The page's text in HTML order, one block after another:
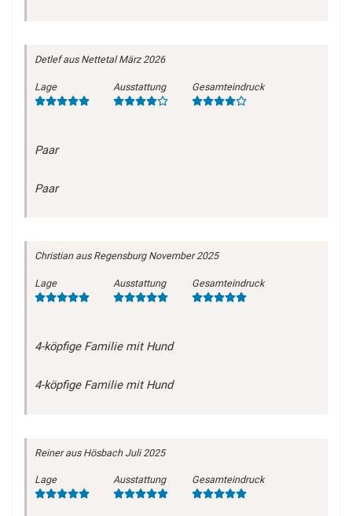
Detlefaus Nettetal März 2026
Lage Ausstattung Gesamteindruck
Paar
Paar
Christianaus Regensburg November 2025
Lage Ausstattung Gesamteindruck
4-köpfige Familie mit Hund
4-köpfige Familie mit Hund
Reineraus Hösbach Juli 2025
Lage Ausstattung Gesamteindruck